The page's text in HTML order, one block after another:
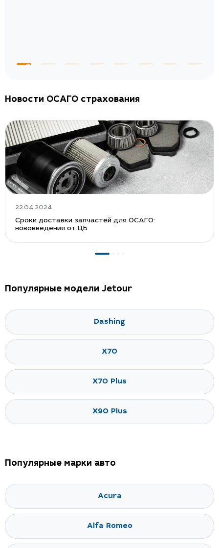
Новости ОСАГО страхования
22.04.2024
Сроки доставки запчастей для ОСАГО:
нововведения от ЦБ
Популярные модели Jetour
Dashing
X70
X70 Plus
X90 Plus
Популярные марки авто
Acura
Alfa Romeo